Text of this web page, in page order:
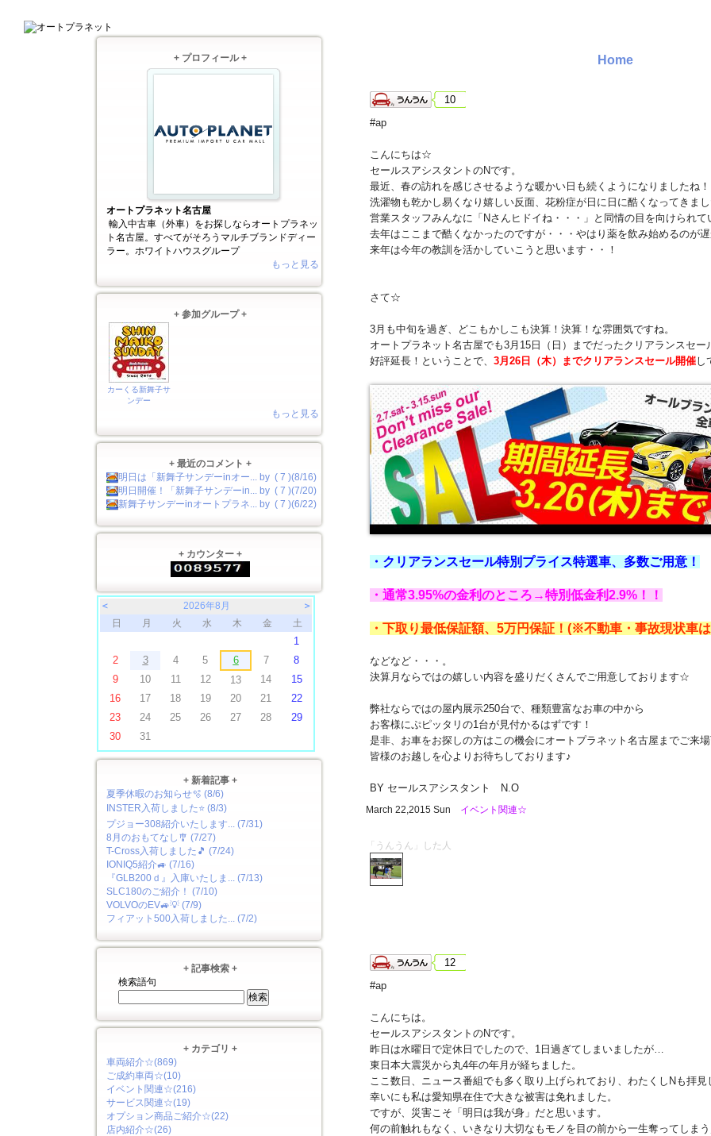
+ プロフィール +
オートプラネット名古屋
輸入中古車（外車）をお探しならオートプラネッ
ト名古屋。すべてがそろうマルチブランドディー
ラー。ホワイトハウスグループ
もっと見る
+ 参加グループ +
カーくる新舞子サ
ンデー
もっと見る
+ 最近のコメント +
明日は「新舞子サンデーinオー... by ( 7 )(8/16)
明日開催！「新舞子サンデーin... by ( 7 )(7/20)
新舞子サンデーinオートプラネ... by ( 7 )(6/22)
+ カウンター +
＜ 2026年8月
＞
日
月 火 水 木 金 土
1
2
3 4 5 6 7
8
9
10 11 12 13 14
15
16
17 18 19 20 21
22
23
24 25 26 27 28
29
30
31
+ 新着記事 +
夏季休暇のお知らせ🫧 (8/6)
INSTER入荷しました⭐ (8/3)
プジョー308紹介いたします... (7/31)
8月のおもてなし🎐 (7/27)
T-Cross入荷しました🎵 (7/24)
IONIQ5紹介🚙 (7/16)
『GLB200ｄ』入庫いたしま... (7/13)
SLC180のご紹介！ (7/10)
VOLVOのEV🚙💡 (7/9)
フィアット500入荷しました... (7/2)
+ 記事検索 +
検索語句
+ カテゴリ +
車両紹介☆(869)
ご成約車両☆(10)
イベント関連☆(216)
サービス関連☆(19)
オプション商品ご紹介☆(22)
店内紹介☆(26)
Home
10
#ap
こんにちは☆
セールスアシスタントのNです。
最近、春の訪れを感じさせるような暖かい日も続くようになりましたね！
洗濯物も乾かし易くなり嬉しい反面、花粉症が日に日に酷くなってきま
営業スタッフみんなに「Nさんヒドイね・・・」と同情の目を向けられ
去年はここまで酷くなかったのですが・・・やはり薬を飲み始めるのが
来年は今年の教訓を活かしていこうと思います・・！
さて☆
3月も中旬を過ぎ、どこもかしこも決算！決算！な雰囲気ですね。
オートプラネット名古屋でも3月15日（日）までだったクリアランスセー
好評延長！ということで、 3月26日（木）までクリアランスセール開催し
・クリアランスセール特別プライス特選車、多数ご用意！
・通常3.95%の金利のところ→特別低金利2.9%！！
・下取り最低保証額、5万円保証！(※不動車・事故現状車
などなど・・・。
決算月ならではの嬉しい内容を盛りだくさんでご用意しております☆
弊社ならではの屋内展示250台で、種類豊富なお車の中から
お客様にぷピッタリの1台が見付かるはずです！
是非、お車をお探しの方はこの機会にオートプラネット名古屋までご来
皆様のお越しを心よりお待ちしております♪
BY セールスアシスタント N.O
March 22,2015 Sun イベント関連☆
「うんうん」した人
12
#ap
こんにちは。
セールスアシスタントのNです。
昨日は水曜日で定休日でしたので、1日過ぎてしまいましたが…
東日本大震災から丸4年の年月が経ちました。
ここ数日、ニュース番組でも多く取り上げられており、わたくしNも拝見
幸いにも私は愛知県在住で大きな被害は免れました。
ですが、災害こそ「明日は我が身」だと思います。
何の前触れもなく、いきなり大切なもモノを目の前から一生奪ってしま